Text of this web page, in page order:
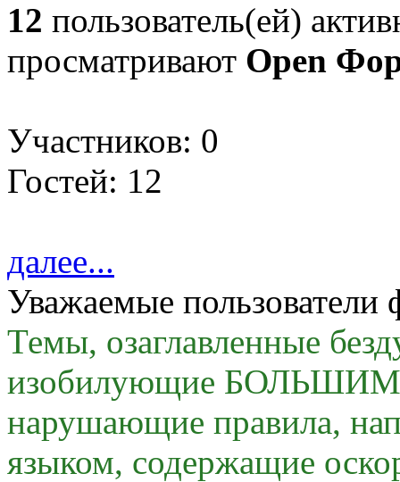
12 пользователь(ей)
просматривают Open
Участников: 0
Гостей: 12
далее...
Уважаемые
Темы, озаглавленные
изобилующие
нарушающие правила,
языком, содержащие